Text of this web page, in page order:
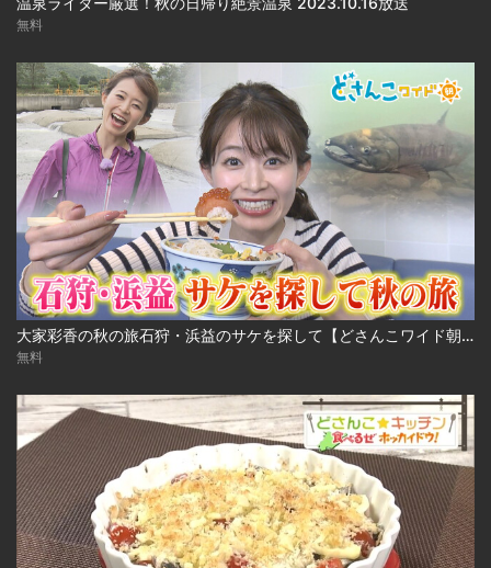
無料
大家彩香の秋の旅石狩・浜益のサケを探して【どさんこワイド朝】 ※2023年10月3日 放送
無料